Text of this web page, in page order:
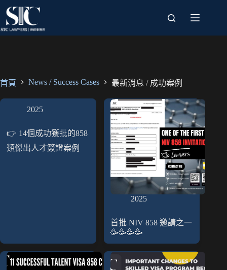
至
主
首頁
News / Success Cases 最新消息 / 成功案例
2025
👉 14個成功獲批的858
類傑出人才簽證案例
2025
首批 NIV 858 邀請之一
🥳🥳🥳🥳